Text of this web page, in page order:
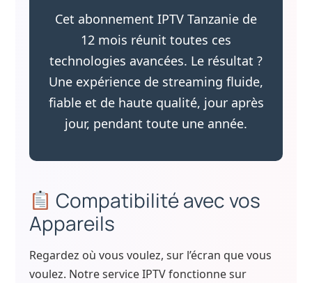
Cet abonnement IPTV Tanzanie de
12 mois réunit toutes ces
technologies avancées. Le résultat ?
Une expérience de streaming fluide,
fiable et de haute qualité, jour après
jour, pendant toute une année.
Compatibilité avec vos
Appareils
Regardez où vous voulez, sur l’écran que vous
voulez. Notre service IPTV fonctionne sur